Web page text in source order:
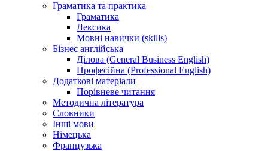
Граматика та практика
Граматика
Лексика
Мовні навички (skills)
Бізнес англійська
Ділова (General Business English)
Професійна (Professional English)
Додаткові матеріали
Порівневе читання
Методична література
Словники
Інші мови
Німецька
Французька